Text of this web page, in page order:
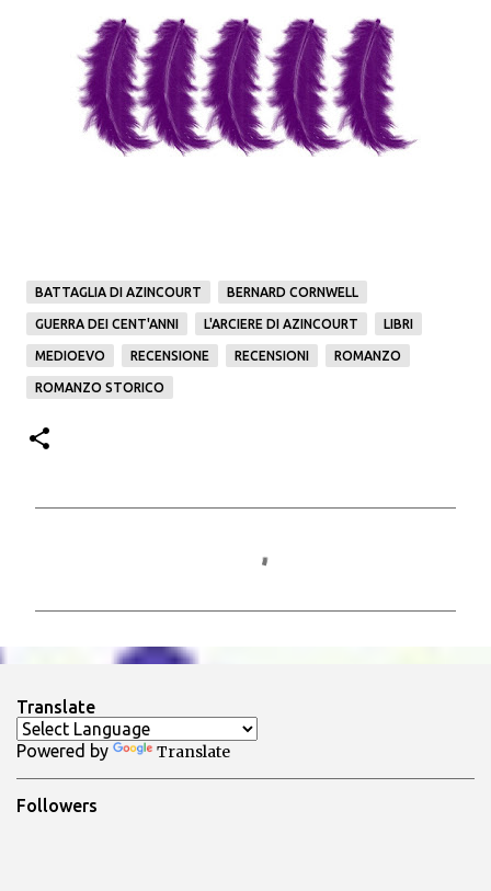
BATTAGLIA DI AZINCOURT BERNARD CORNWELL
GUERRA DEI CENT'ANNI L'ARCIERE DI AZINCOURT LIBRI
MEDIOEVO RECENSIONE RECENSIONI ROMANZO
ROMANZO STORICO
t
i
Translate
Powered by Translate
Followers